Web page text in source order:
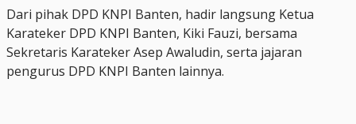
Dari pihak DPD KNPI Banten, hadir langsung Ketua
Karateker DPD KNPI Banten, Kiki Fauzi, bersama
Sekretaris Karateker Asep Awaludin, serta jajaran
pengurus DPD KNPI Banten lainnya.